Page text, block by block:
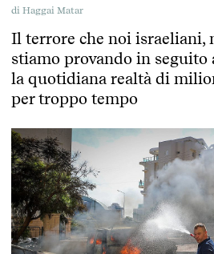
di Haggai Matar
Il terrore che noi israeliani,
stiamo provando in seguito
la quotidiana realtà di
per troppo tempo